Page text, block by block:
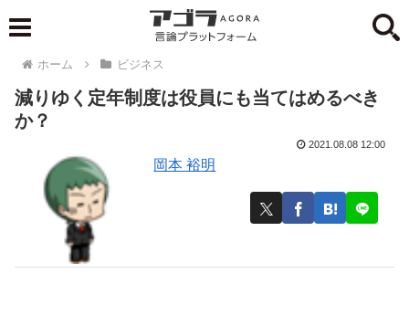
ホーム ビジネス
減りゆく定年制度は役員にも当てはめるべき
か？
岡本 裕明
2021.08.08 12:00